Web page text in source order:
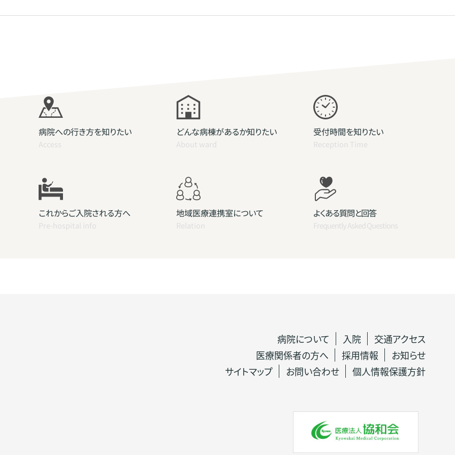
病院への行き方を知りたい
Access
どんな病棟があるか知りたい
About ward
受付時間を知りたい
Reception Time
これからご入院される方へ
Pre-hospital info
地域医療連携室について
Relation
よくある質問と回答
Frequently Asked Questions
病院について 入院
交通アクセス
医療関係者の方へ
採用情報
お知らせ
サイトマップ
お問い合わせ 個人情報保護方針